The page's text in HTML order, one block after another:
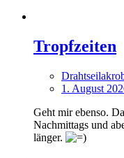
Tropfzeiten
1. August
Geht mir ebenso.
Nachmittags und
länger.